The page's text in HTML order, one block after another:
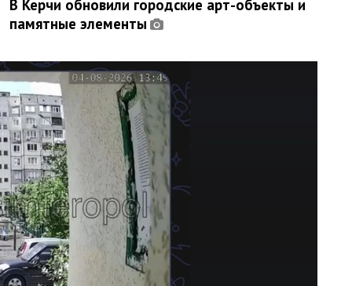
В Керчи обновили городские арт-объекты и
памятные элементы